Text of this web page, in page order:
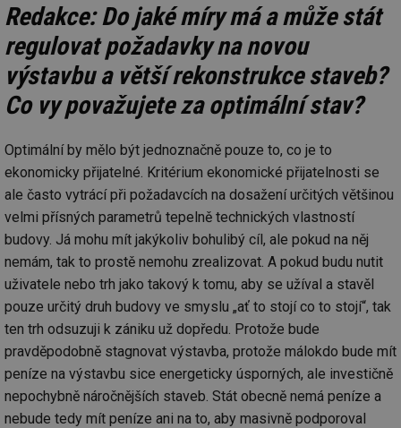
Redakce: Do jaké míry má a může stát
regulovat požadavky na novou
výstavbu a větší rekonstrukce staveb?
Co vy považujete za optimální stav?
Optimální by mělo být jednoznačně pouze to, co je to
ekonomicky přijatelné. Kritérium ekonomické přijatelnosti se
ale často vytrácí při požadavcích na dosažení určitých většinou
velmi přísných parametrů tepelně technických vlastností
budovy. Já mohu mít jakýkoliv bohulibý cíl, ale pokud na něj
nemám, tak to prostě nemohu zrealizovat. A pokud budu nutit
uživatele nebo trh jako takový k tomu, aby se užíval a stavěl
pouze určitý druh budovy ve smyslu „ať to stojí co to stojí“, tak
ten trh odsuzuji k zániku už dopředu. Protože bude
pravděpodobně stagnovat výstavba, protože málokdo bude mít
peníze na výstavbu sice energeticky úsporných, ale investičně
nepochybně náročnějších staveb. Stát obecně nemá peníze a
nebude tedy mít peníze ani na to, aby masivně podporoval